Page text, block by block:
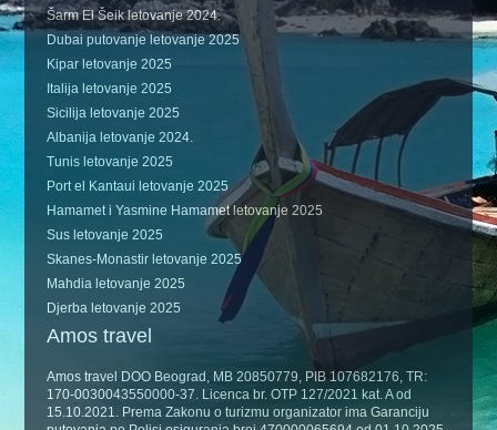
Šarm El Šeik letovanje 2024.
Dubai putovanje letovanje 2025
Kipar letovanje 2025
Italija letovanje 2025
Sicilija letovanje 2025
Albanija letovanje 2024.
Tunis letovanje 2025
Port el Kantaui letovanje 2025
Hamamet i Yasmine Hamamet letovanje 2025
Sus letovanje 2025
Skanes-Monastir letovanje 2025
Mahdia letovanje 2025
Djerba letovanje 2025
Amos travel
Amos travel DOO Beograd, MB 20850779, PIB 107682176, TR:
170-0030043550000-37. Licenca br. OTP 127/2021 kat. A od
15.10.2021. Prema Zakonu o turizmu organizator ima Garanciju